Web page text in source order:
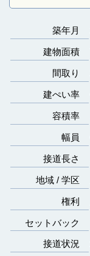
築年月
建物面積
間取り
建ぺい率
容積率
幅員
接道長さ
地域 / 学区
権利
セットバック
接道状況